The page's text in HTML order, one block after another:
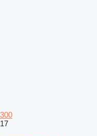
300
17